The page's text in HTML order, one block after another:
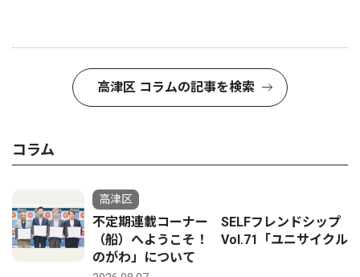
高津区 コラムの記事を検索
コラム
高津区
不定期連載コーナー SELFフレンドシップ
（船）へようこそ！ Vol.71「ユニサイクル
のがわ」について